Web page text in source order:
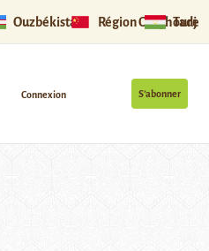
Ouzbékistan Région Ouïghoure
S’abonner
Connexion